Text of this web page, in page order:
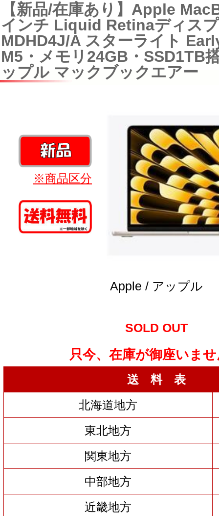
【新品/在庫あり】Apple
インチ Liquid Retinaディス
MDHD4J/A スターライト
M5・メモリ24GB・SSD1TB
ップル マックブックエアー
※商品区分
Apple / アップル
SOLD OUT
只今、在庫が御座いま
送 料 表
北海道地方
東北地方
関東地方
中部地方
近畿地方